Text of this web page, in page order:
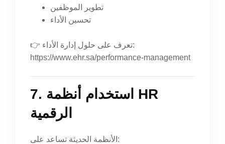
تطوير الموظفين
تحسين الأداء
👉 تعرف على حلول إدارة الأداء:
https://www.ehr.sa/performance-management
7. استخدام أنظمة HR
الرقمية
الأنظمة الحديثة تساعد على: